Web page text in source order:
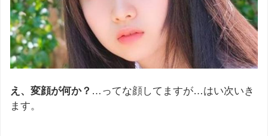
え、変顔が何か？ …ってな顔してますが…はい次いき
ます。